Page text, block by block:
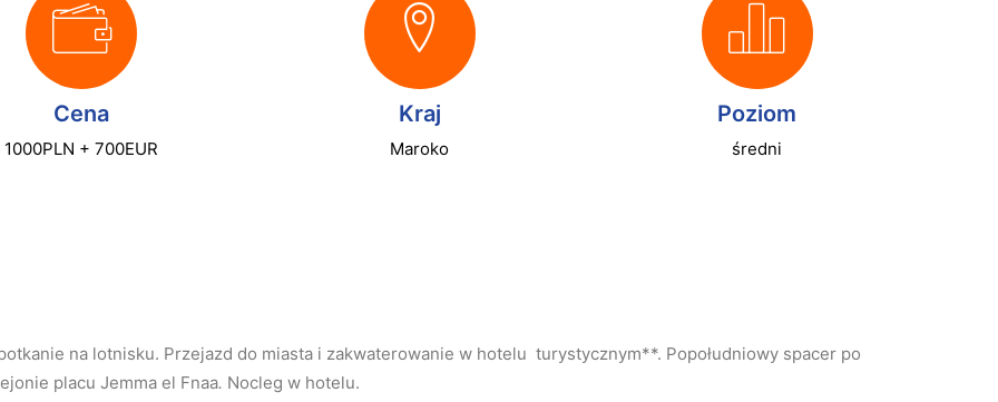
Cena
1000PLN + 700EUR
Kraj
Maroko
Poziom
średni
na lotnisku. Przejazd do miasta i zakwaterowanie w hotelu turystycznym**. Popołudniowy spacer po
placu Jemma el Fnaa. Nocleg w hotelu.